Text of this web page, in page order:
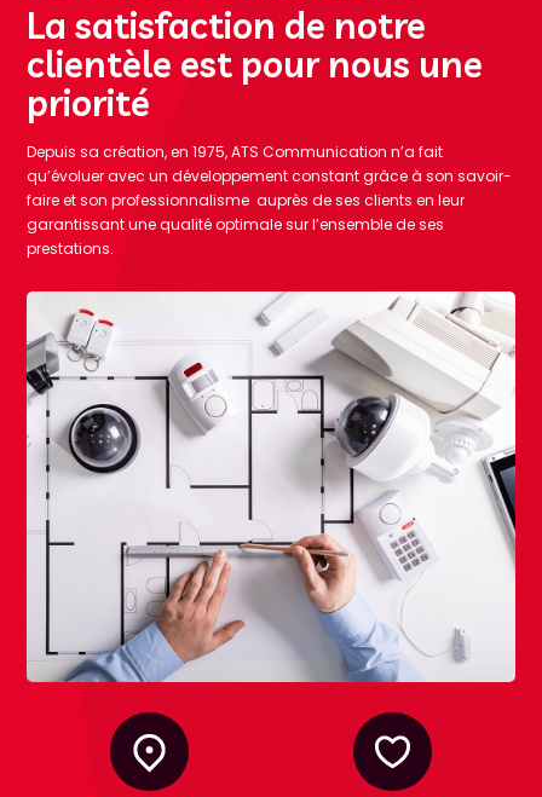
La satisfaction de notre
clientèle est pour nous une
priorité
Depuis sa création, en 1975, ATS Communication n’a fait
qu’évoluer avec un développement constant grâce à son savoir-
faire et son professionnalisme auprès de ses clients en leur
garantissant une qualité optimale sur l’ensemble de ses
prestations.